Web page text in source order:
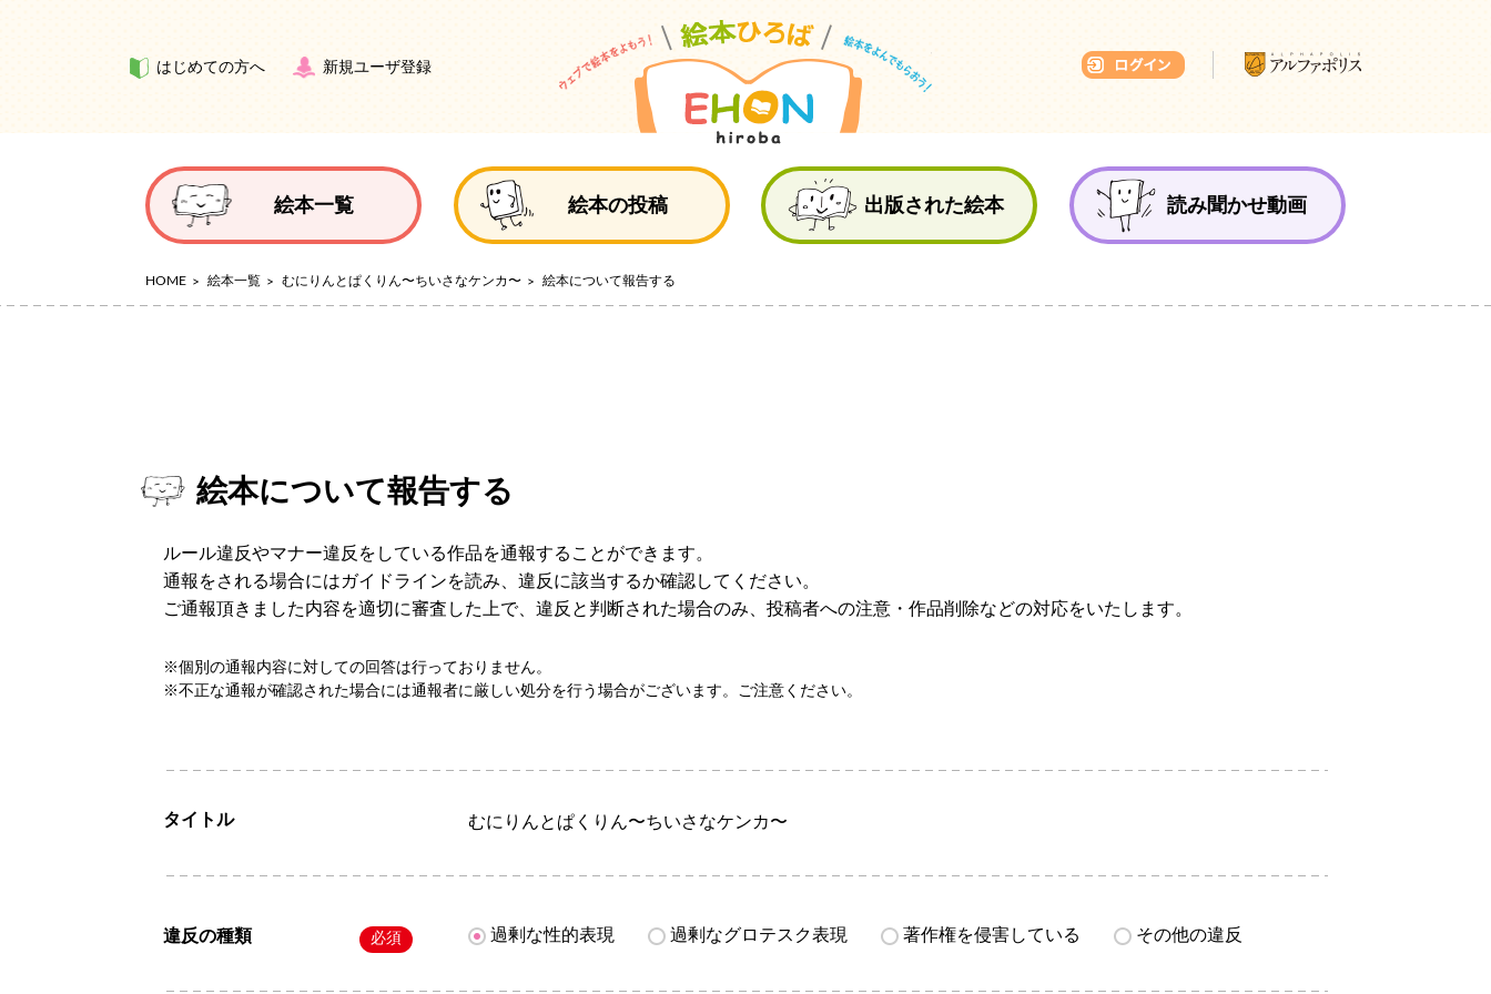
はじめての方へ 新規ユーザ登録
絵本一覧 絵本の投稿 出版された絵本 読み聞かせ動画
HOME 絵本一覧 むにりんとぱくりん〜ちいさなケンカ〜 絵本について報告する
絵本について報告する
ルール違反やマナー違反をしている作品を通報することができます。
通報をされる場合にはガイドラインを読み、違反に該当するか確認してください。
ご通報頂きました内容を適切に審査した上で、違反と判断された場合のみ、投稿者への注意・作品削除などの対応をいたします。
※個別の通報内容に対しての回答は行っておりません。
※不正な通報が確認された場合には通報者に厳しい処分を行う場合がございます。ご注意ください。
タイトル むにりんとぱくりん〜ちいさなケンカ〜
違反の種類 必須 過剰な性的表現 過剰なグロテスク表現 著作権を侵害している その他の違反